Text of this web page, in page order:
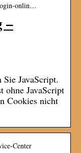
onlin…
–
JavaScript.
ohne JavaScript
Cookies nicht
Center